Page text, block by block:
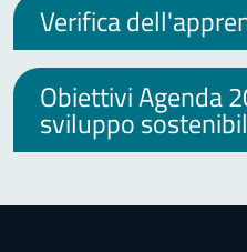
Verifica
Obiettivi Agenda
sviluppo